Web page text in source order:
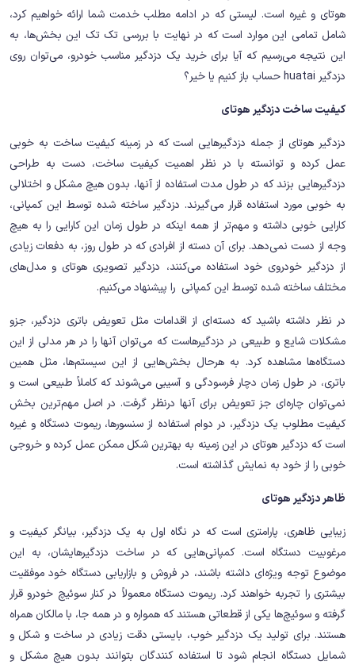
هوتای و غیره است. لیستی که در ادامه مطلب خدمت شما ارائه خواهیم کرد،
شامل تمامی این موارد است که در نهایت با بررسی تک تک این بخش‌ها، به
این نتیجه می‌رسیم که آیا برای خرید یک دزدگیر مناسب خودرو، می‌توان روی
دزدگیر huatai حساب باز کنیم یا خیر؟
کیفیت ساخت دزدگیر هوتای
دزدگیر هوتای از جمله دزدگیرهایی است که در زمینه کیفیت ساخت به خوبی
عمل کرده و توانسته با در نظر اهمیت کیفیت ساخت، دست به طراحی
دزدگیرهایی بزند که در طول مدت استفاده از آنها، بدون هیچ مشکل و اختلالی
به خوبی مورد استفاده قرار می‌گیرند. دزدگیر ساخته شده توسط این کمپانی،
کارایی خوبی داشته و مهم‌تر از همه اینکه در طول زمان این کارایی را به هیچ
وجه از دست نمی‌دهد. برای آن دسته از افرادی که در طول روز، به دفعات زیادی
از دزدگیر خودروی خود استفاده می‌کنند، دزدگیر تصویری هوتای و مدل‌های
مختلف ساخته شده توسط این کمپانی را پیشنهاد می‌کنیم.
در نظر داشته باشید که دسته‌ای از اقدامات مثل تعویض باتری دزدگیر، جزو
مشکلات شایع و طبیعی در دزدگیرهاست که می‌توان آنها را در هر مدلی از این
دستگاه‌ها مشاهده کرد. به هرحال بخش‌هایی از این سیستم‌ها، مثل همین
باتری، در طول زمان دچار فرسودگی و آسیبی می‌شوند که کاملاً طبیعی است و
نمی‌توان چاره‌ای جز تعویض برای آنها درنظر گرفت. در اصل مهم‌ترین بخش
کیفیت مطلوب یک دزدگیر، در دوام استفاده از سنسورها، ریموت دستگاه و غیره
است که دزدگیر هوتای در این زمینه به بهترین شکل ممکن عمل کرده و خروجی
خوبی را از خود به نمایش گذاشته است.
ظاهر دزدگیر هوتای
زیبایی ظاهری، پارامتری است که در نگاه اول به یک دزدگیر، بیانگر کیفیت و
مرغوبیت دستگاه است. کمپانی‌هایی که در ساخت دزدگیرهایشان، به این
موضوع توجه ویژه‌ای داشته باشند، در فروش و بازاریابی دستگاه خود موفقیت
بیشتری را تجربه خواهند کرد. ریموت دستگاه معمولاً در کنار سوئیچ خودرو قرار
گرفته و سوئیچ‌ها یکی از قطعاتی هستند که همواره و در همه جا، با مالکان همراه
هستند. برای تولید یک دزدگیر خوب، بایستی دقت زیادی در ساخت و شکل و
شمایل دستگاه انجام شود تا استفاده کنندگان بتوانند بدون هیچ مشکل و